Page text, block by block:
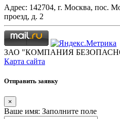
Адрес: 142704, г. Москва, пос.
проезд, д. 2
ЗАО "КОМПАНИЯ
Карта сайта
Отправить заявку
×
Ваше имя: Заполните поле